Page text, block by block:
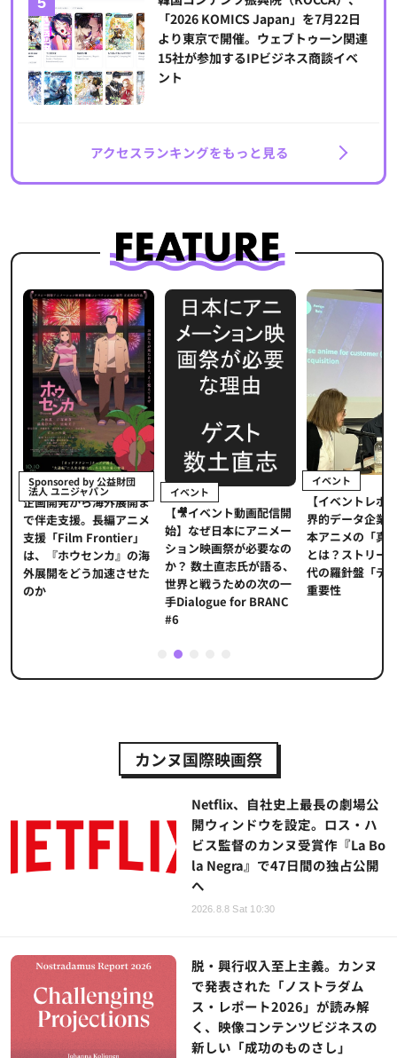
「2026 KOMICS Japan」を7月22日
より東京で開催。ウェブトゥーン関連
15社が参加するIPビジネス商談イベ
ント
アクセスランキングをもっと見る
Sponsored by 公益財団
法人 ユニジャパン
企画開発から海外展開ま
で伴走支援。長編アニメ
支援「Film Frontier」
は、『ホウセンカ』の海
外展開をどう加速させた
のか
イベント
【🎥イベント動画配信開
始】なぜ日本にアニメー
ション映画祭が必要なの
か？ 数土直志氏が語る、
世界と戦うための次の一
手Dialogue for BRANC
#6
イベント
【イベントレポ
界的データ企業
本アニメの「真
とは？ストリー
代の羅針盤「デ
重要性
2
カンヌ国際映画祭
Netflix、自社史上最長の劇場公
開ウィンドウを設定。ロス・ハ
ビス監督のカンヌ受賞作『La Bo
la Negra』で47日間の独占公開
へ
2026.8.8 Sat 10:30
脱・興行収入至上主義。カンヌ
で発表された「ノストラダム
ス・レポート2026」が読み解
く、映像コンテンツビジネスの
新しい「成功のものさし」